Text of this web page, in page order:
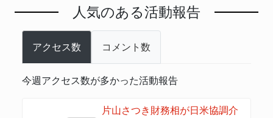
人気のある活動報告
アクセス数 コメント数
今週アクセス数が多かった活動報告
片山さつき財務相が日米協調介